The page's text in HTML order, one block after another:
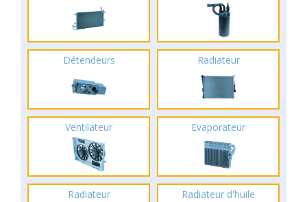
Détendeurs Radiateur
Ventilateur Evaporateur
Radiateur Radiateur d'huile